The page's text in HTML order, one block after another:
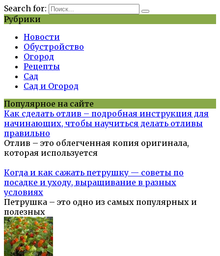
Search for:
Рубрики
Новости
Обустройство
Огород
Рецепты
Сад
Сад и Огород
Популярное на сайте
Как сделать отлив – подробная инструкция для
начинающих, чтобы научиться делать отливы
правильно
Отлив – это облегченная копия оригинала,
которая используется
Когда и как сажать петрушку — советы по
посадке и уходу, выращивание в разных
условиях
Петрушка – это одно из самых популярных и
полезных